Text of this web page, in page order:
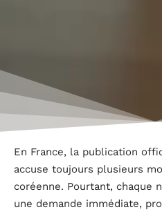
En France, la publication
accuse toujours plusieurs
coréenne. Pourtant, chaque
une demande immédiate,